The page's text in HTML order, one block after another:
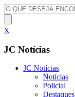
X
JC Notícias
JC Notícias
Notícias
Policial
Destaques